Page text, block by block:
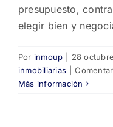
presupuesto,
elegir bien y
Por inmoup 28
inmobiliarias
Más información